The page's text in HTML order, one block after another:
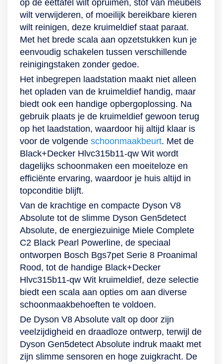
op de eettafel wilt opruimen, stof van meubels
wilt verwijderen, of moeilijk bereikbare kieren
wilt reinigen, deze kruimeldief staat paraat.
Met het brede scala aan opzetstukken kun je
eenvoudig schakelen tussen verschillende
reinigingstaken zonder gedoe.
Het inbegrepen laadstation maakt niet alleen
het opladen van de kruimeldief handig, maar
biedt ook een handige opbergoplossing. Na
gebruik plaats je de kruimeldief gewoon terug
op het laadstation, waardoor hij altijd klaar is
voor de volgende schoonmaakbeurt. Met de
Black+Decker Hlvc315b11-qw Wit wordt
dagelijks schoonmaken een moeiteloze en
efficiënte ervaring, waardoor je huis altijd in
topconditie blijft.
Van de krachtige en compacte Dyson V8
Absolute tot de slimme Dyson Gen5detect
Absolute, de energiezuinige Miele Complete
C2 Black Pearl Powerline, de speciaal
ontworpen Bosch Bgs7pet Serie 8 Proanimal
Rood, tot de handige Black+Decker
Hlvc315b11-qw Wit kruimeldief, deze selectie
biedt een scala aan opties om aan diverse
schoonmaakbehoeften te voldoen.
De Dyson V8 Absolute valt op door zijn
veelzijdigheid en draadloze ontwerp, terwijl de
Dyson Gen5detect Absolute indruk maakt met
zijn slimme sensoren en hoge zuigkracht. De